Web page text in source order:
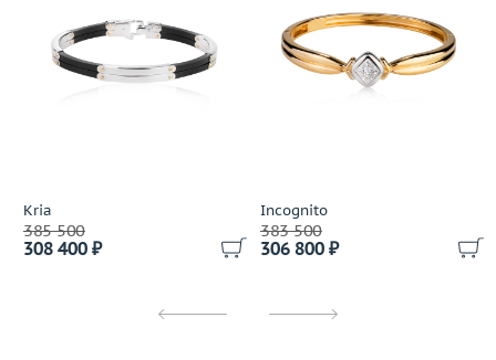
Kria
385 500
308 400 ₽
Incognito
383 500
306 800 ₽